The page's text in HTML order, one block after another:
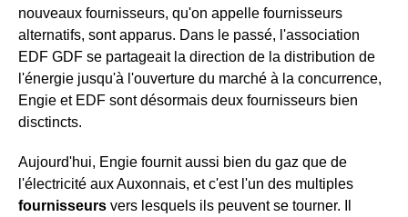
nouveaux fournisseurs, qu'on appelle fournisseurs
alternatifs, sont apparus. Dans le passé, l'association
EDF GDF se partageait la direction de la distribution de
l'énergie jusqu'à l'ouverture du marché à la concurrence,
Engie et EDF sont désormais deux fournisseurs bien
disctincts.
Aujourd'hui, Engie fournit aussi bien du gaz que de
l'électricité aux Auxonnais, et c'est l'un des multiples
fournisseurs vers lesquels ils peuvent se tourner. Il